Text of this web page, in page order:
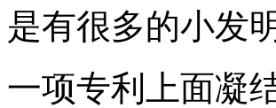
是有很多的小发
一项专利上面凝